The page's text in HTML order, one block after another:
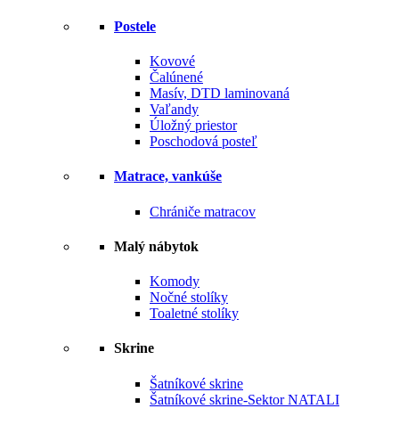
Postele
Kovové
Čalúnené
Masív, DTD laminovaná
Vaľandy
Úložný priestor
Poschodová posteľ
Matrace, vankúše
Chrániče matracov
Malý nábytok
Komody
Nočné stolíky
Toaletné stolíky
Skrine
Šatníkové skrine
Šatníkové skrine-Sektor NATALI